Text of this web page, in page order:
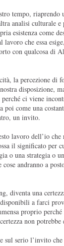
tempo,
analisi culturale
esistenza come
che essa
con qualcosa di
la percezione di
disposizione,
ci viene
come una
un invito.
lavoro dell’io
il significato per
o una strategia o
andranno a
diventa una
a farci
proprio
non potrebbe
sul serio l’invito